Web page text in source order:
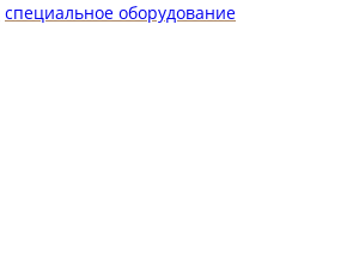
специальное оборудование